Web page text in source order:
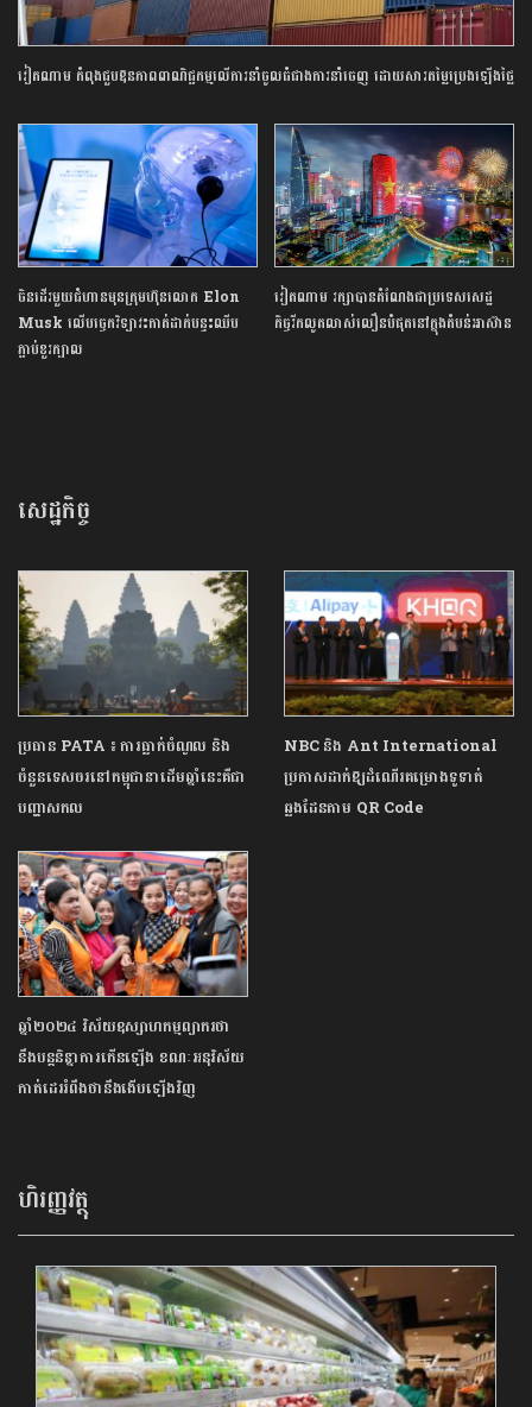
វៀតណាម កំពុងជួបឱនភាពពាណិជ្ជកម្មលើការនាំចូលធំជាងការនាំចេញ ដោយសារតម្លៃប្រេងឡើងថ្លៃ
ចិន​ដើរ​មួយ​ជំហាន​មុន​ក្រុមហ៊ុនលោក​ ​Elon​ ​
Musk​ ​លើ​បច្ចេកវិទ្យា​វះកាត់​ដាក់​បន្ទះ​ឈីប​
ភ្ជាប់​ខួរក្បាល​
វៀតណាម រក្សាបានតំណែងជាប្រទេសសេដ្ឋ
កិច្ចរីកលូតលាស់លឿនបំផុតនៅក្នុងតំបន់អាស៊ាន
សេដ្ឋកិច្ច
ប្រធាន PATA ៖ ការធ្លាក់ចំណូល និង
ចំនួនទេសចរនៅកម្ពុជានាដើមឆ្នាំនេះគឺជា
បញ្ហាសកល
NBC និង Ant International
ប្រកាសដាក់ឱ្យដំណើរគម្រោងទូទាត់
ឆ្លងដែនតាម QR Code
ឆ្នាំ២០២៤ វិស័យឧស្សាហកម្មព្យាករថា
នឹងបន្តនិន្នាការកើនឡើង ខណៈអនុវិស័យ
កាត់ដេររំពឹងថានឹងងើបឡើងវិញ
ហិរញ្ញវត្ថុ